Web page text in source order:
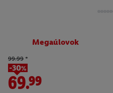
Megaúlovok
99.99 *
-30%
69.99